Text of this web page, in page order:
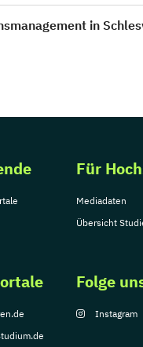
in
Für
Mediadaten
Übersicht
Folge
Instagram